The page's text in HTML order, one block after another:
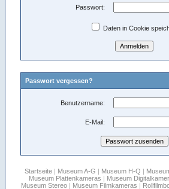
Passwort:
Daten in Cookie
Passwort vergessen?
Benutzername:
E-Mail:
Startseite Museum A-G Museum H-Q
Museum Plattenkameras
Museum
Museum Stereo| Museum Filmkameras